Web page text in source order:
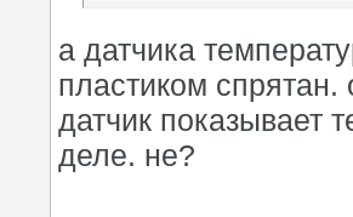
а датчика
пластиком спрятан.
датчик показывает
деле. не?